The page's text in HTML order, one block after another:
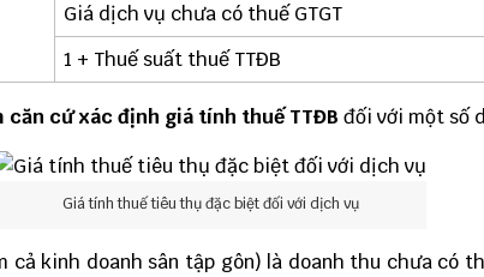
Giá dịch vụ chưa có thuế GTGT
1 + Thuế suất thuế TTĐB
căn cứ xác định giá tính thuế TTĐB đối với một số
Giá tính thuế tiêu thụ đặc biệt đối với dịch vụ
cả kinh doanh sân tập gôn) là doanh thu chưa có